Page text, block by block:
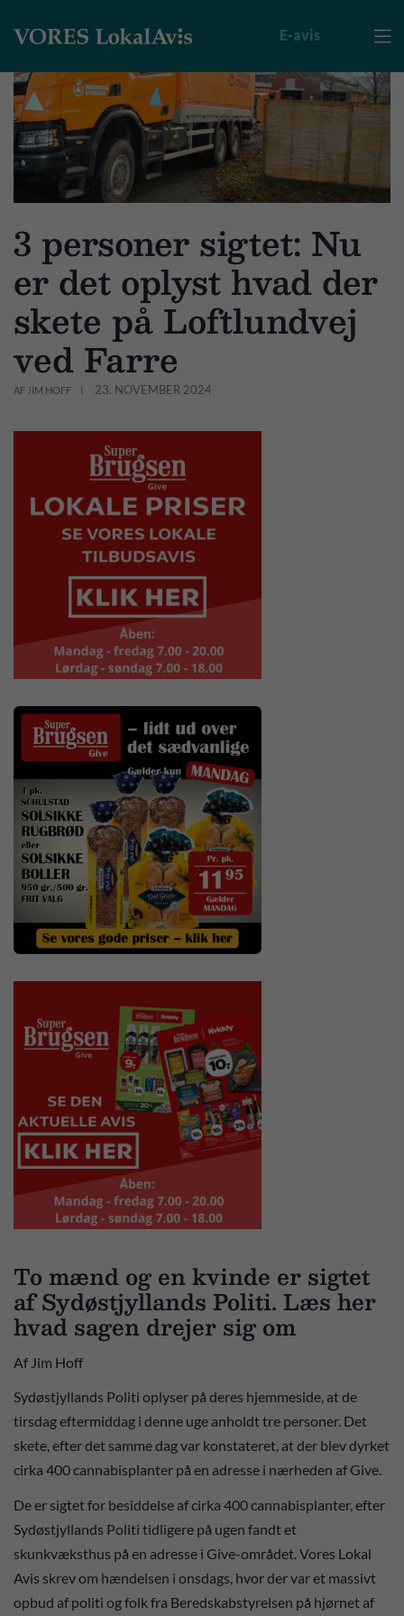

E-avis
3 personer sigtet: Nu
er det oplyst hvad der
skete på Loftlundvej
ved Farre
AF JIM HOFF 23. NOVEMBER 2024
To mænd og en kvinde er sigtet
af Sydøstjyllands Politi. Læs her
hvad sagen drejer sig om
Af Jim Hoff
Sydøstjyllands Politi oplyser på deres hjemmeside, at de
tirsdag eftermiddag i denne uge anholdt tre personer. Det
skete, efter det samme dag var konstateret, at der blev dyrket
cirka 400 cannabisplanter på en adresse i nærheden af Give.
De er sigtet for besiddelse af cirka 400 cannabisplanter, efter
Sydøstjyllands Politi tidligere på ugen fandt et
skunkvæksthus på en adresse i Give-området. Vores Lokal
Avis skrev om hændelsen i onsdags, hvor der var et massivt
opbud af politi og folk fra Beredskabstyrelsen på hjørnet af